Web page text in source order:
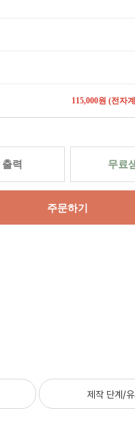
115,000원 (전자
력 무료
주문하기
제작 단계/